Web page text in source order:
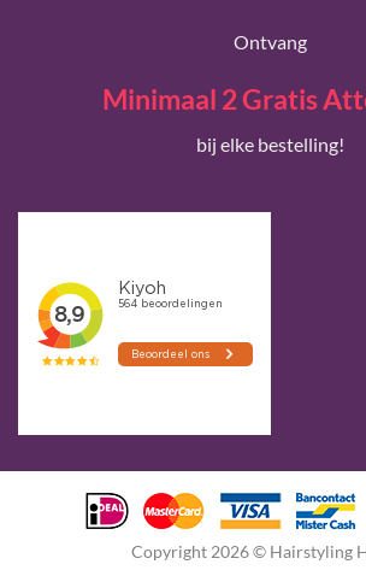
Ontvang
Minimaal 2 Gratis
bij elke bestelling!
Copyright 2026 © Hairstyling